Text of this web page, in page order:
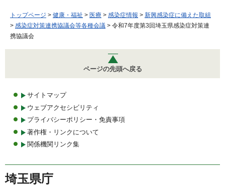
トップページ > 健康・福祉 > 医療 > 感染症情報 > 新興感染症に備えた取組
> 感染症対策連携協議会等各種会議 > 令和7年度第3回埼玉県感染症対策連
携協議会
ページの先頭へ戻る
サイトマップ
ウェブアクセシビリティ
プライバシーポリシー・免責事項
著作権・リンクについて
関係機関リンク集
埼玉県庁